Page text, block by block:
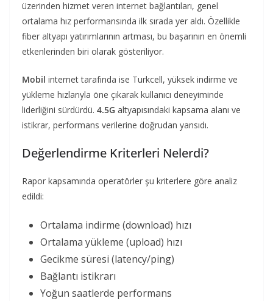
üzerinden hizmet veren internet bağlantıları, genel
ortalama hız performansında ilk sırada yer aldı. Özellikle
fiber altyapı yatırımlarının artması, bu başarının en önemli
etkenlerinden biri olarak gösteriliyor.
Mobil internet tarafında ise Turkcell, yüksek indirme ve
yükleme hızlarıyla öne çıkarak kullanıcı deneyiminde
liderliğini sürdürdü. 4.5G altyapısındaki kapsama alanı ve
istikrar, performans verilerine doğrudan yansıdı.
Değerlendirme Kriterleri Nelerdi?
Rapor kapsamında operatörler şu kriterlere göre analiz
edildi:
Ortalama indirme (download) hızı
Ortalama yükleme (upload) hızı
Gecikme süresi (latency/ping)
Bağlantı istikrarı
Yoğun saatlerde performans